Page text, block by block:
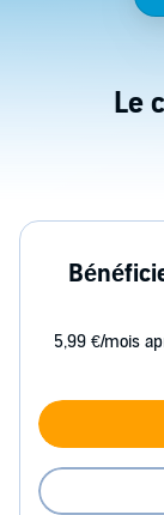
Le
5,99 €/mois